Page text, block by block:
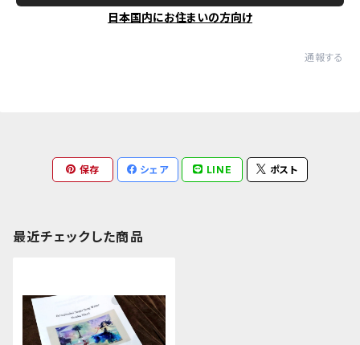
日本国内にお住まいの方向け
通報する
保存 シェア LINE ポスト
最近チェックした商品